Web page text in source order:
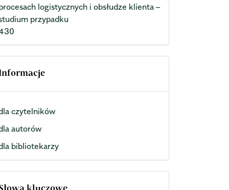
logistycznych i obsłudze klienta –
przypadku
czytelników
autorów
bibliotekarzy